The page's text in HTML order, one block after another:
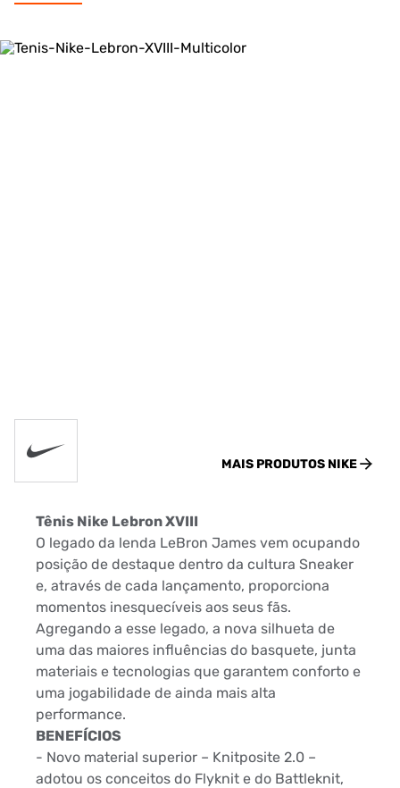
MAIS PRODUTOS NIKE
Tênis Nike Lebron XVIII
O legado da lenda LeBron James vem ocupando
posição de destaque dentro da cultura Sneaker
e, através de cada lançamento, proporciona
momentos inesquecíveis aos seus fãs.
Agregando a esse legado, a nova silhueta de
uma das maiores influências do basquete, junta
materiais e tecnologias que garantem conforto e
uma jogabilidade de ainda mais alta
performance.
BENEFÍCIOS
- Novo material superior – Knitposite 2.0 –
adotou os conceitos do Flyknit e do Battleknit,